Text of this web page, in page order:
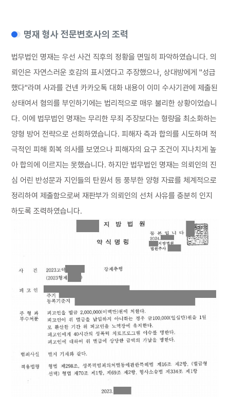
명재 형사 전문변호사의 조력
법무법인 명재는 우선 사건 직후의 정황을 면밀히 파악하였습니다. 의
뢰인은 자연스러운 호감의 표시였다고 주장했으나, 상대방에게 "성급
했다"라며 사과를 건넨 카카오톡 대화 내용이 이미 수사기관에 제출된
상태여서 혐의를 부인하기에는 법리적으로 매우 불리한 상황이었습니
다. 이에 법무법인 명재는 무리한 무죄 주장보다는 형량을 최소화하는
양형 방어 전략으로 선회하였습니다. 피해자 측과 합의를 시도하며 적
극적인 피해 회복 의사를 보였으나 피해자의 요구 조건이 지나치게 높
아 합의에 이르지는 못했습니다. 하지만 법무법인 명재는 의뢰인의 진
심 어린 반성문과 지인들의 탄원서 등 풍부한 양형 자료를 체계적으로
정리하여 제출함으로써 재판부가 의뢰인의 선처 사유를 충분히 인지
하도록 조력하였습니다.